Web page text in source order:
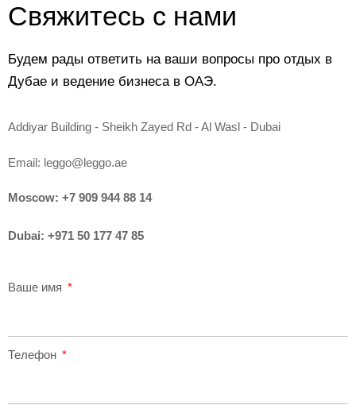
Свяжитесь с нами
Будем рады ответить на ваши вопросы про отдых в
Дубае и ведение бизнеса в ОАЭ.
Addiyar Building - Sheikh Zayed Rd - Al Wasl - Dubai
Email: leggo@leggo.ae
Moscow: +7 909 944 88 14
Dubai: +971 50 177 47 85
Ваше имя
Телефон